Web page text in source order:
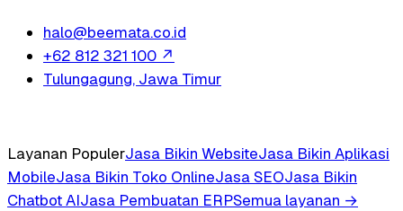
halo@beemata.co.id
+62 812 321 100 ↗
Tulungagung, Jawa Timur
Layanan PopulerJasa Bikin WebsiteJasa Bikin Aplikasi
MobileJasa Bikin Toko OnlineJasa SEOJasa Bikin
Chatbot AIJasa Pembuatan ERPSemua layanan →